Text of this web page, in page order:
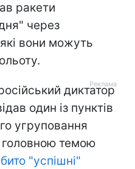
ракети
через
вони можуть
диктатор
один із пунктів
угруповання
головною темою
"успішні"